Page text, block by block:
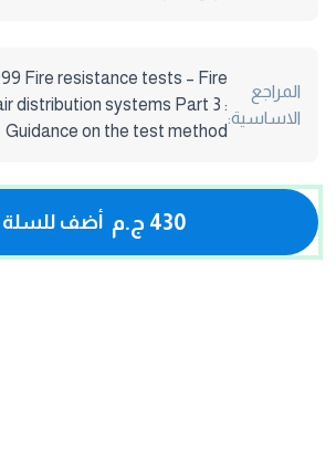
المراجع
الاساسية:
Fire resistance tests – Fire
distribution systems Part 3 :
Guidance on the test method
430 ج.م أضف للسلة